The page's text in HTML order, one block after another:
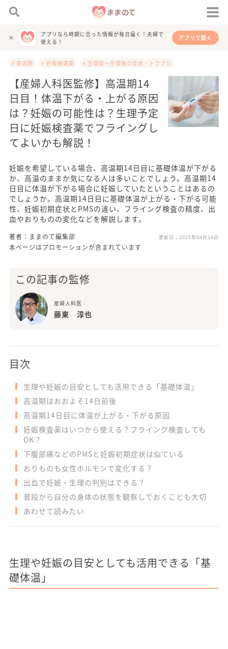
アプリなら時期に合った情報が毎日届く！夫婦で
使える！
アプリで開く
# 高温期 # 妊娠検査薬 # 生理前～生理後の症状・トラブル
【産婦人科医監修】高温期14
日目！体温下がる・上がる原因
は？妊娠の可能性は？生理予定
日に妊娠検査薬でフライングし
てよいかも解説！
妊娠を希望している場合、高温期14日目に基礎体温が下がる
か、高温のままか気になる人は多いことでしょう。高温期14
日目に体温が下がる場合に妊娠していたということはあるの
でしょうか。高温期14日目に基礎体温が上がる・下がる可能
性、妊娠初期症状とPMSの違い、フライング検査の精度、出
血やおりものの変化などを解説します。
著者：ままのて編集部 更新日： 2025年04月14日
本ページはプロモーションが含まれています
この記事の監修
産婦人科医
藤東 淳也
目次
生理や妊娠の目安としても活用できる「基礎体温」
高温期はおおよそ14日前後
高温期14日目に体温が上がる・下がる原因
妊娠検査薬はいつから使える？フライング検査しても
OK？
下腹部痛などのPMSと妊娠初期症状は似ている
おりものも女性ホルモンで変化する？
出血で妊娠・生理の判別はできる？
普段から自分の身体の状態を観察しておくことも大切
あわせて読みたい
生理や妊娠の目安としても活用できる「基
礎体温」